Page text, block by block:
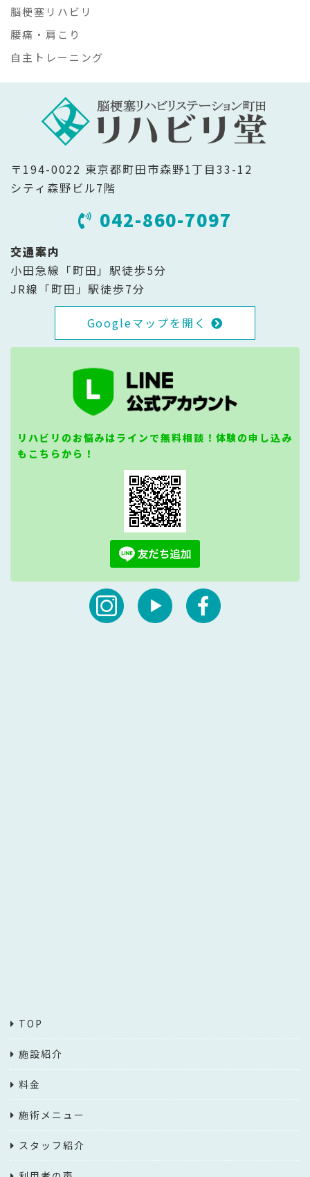
脳梗塞リハビリ
腰痛・肩こり
自主トレーニング
〒194-0022 東京都町田市森野1丁目33-12
シティ森野ビル7階
042-860-7097
交通案内
小田急線「町田」駅徒歩5分
JR線「町田」駅徒歩7分
Googleマップを開く
リハビリのお悩みはラインで無料相談！体験の申し込み
もこちらから！
TOP
施設紹介
料金
施術メニュー
スタッフ紹介